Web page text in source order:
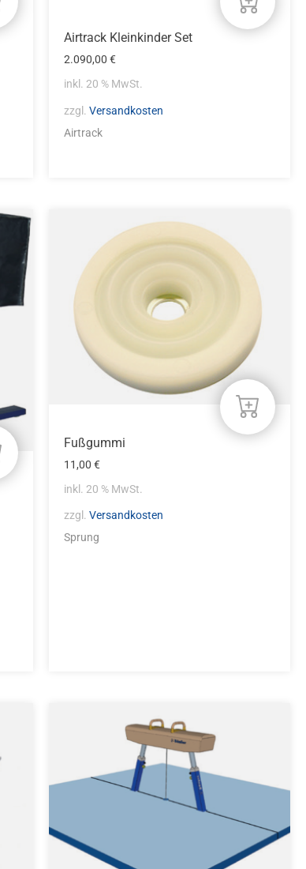
Airtrack Kleinkinder Set
2.090,00€
inkl. 20 % MwSt.
zzgl.Versandkosten
Airtrack
Fußgummi
11,00€
inkl. 20 % MwSt.
zzgl.Versandkosten
Sprung
Varianten
Optionen
können